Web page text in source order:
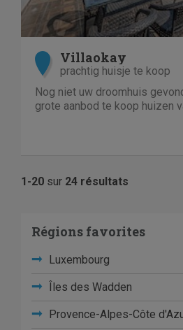
Villaokay
prachtig huisje te koop
Nog niet uw droomhuis
grote aanbod te koop huizen
1-20 sur 24 résultats
Régions favorites
Luxembourg
Îles des Wadden
Provence-Alpes-Côte